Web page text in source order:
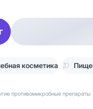
косметика
противомикробные препараты